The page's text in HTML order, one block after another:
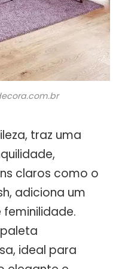
traz uma
claros como o
adiciona um
ideal para